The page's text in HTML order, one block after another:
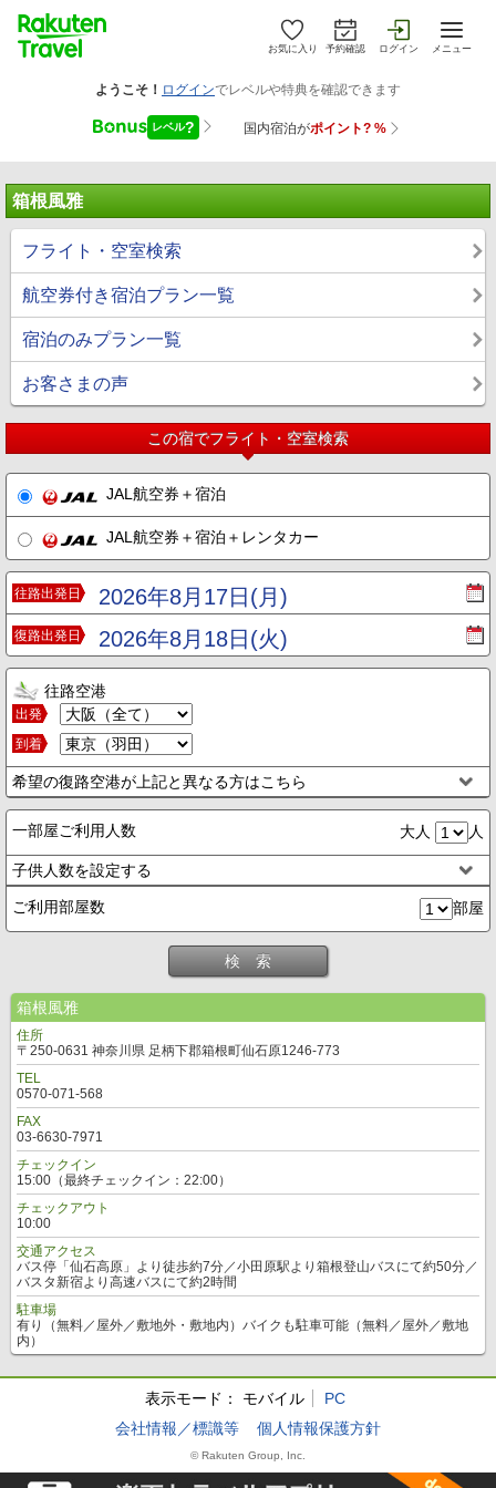
お気に入り 予約確認 ログイン メニュー
箱根風雅
フライト・空室検索
航空券付き宿泊プラン一覧
宿泊のみプラン一覧
お客さまの声
この宿でフライト・空室検索
JAL航空券＋宿泊
JAL航空券＋宿泊＋レンタカー
往路出発日 2026年8月17日(月)
復路出発日 2026年8月18日(火)
往路空港
出発
到着
希望の復路空港が上記と異なる方はこちら
一部屋ご利用人数 大人 人
子供人数を設定する
ご利用部屋数 部屋
検 索
箱根風雅
住所
〒250-0631 神奈川県 足柄下郡箱根町仙石原1246-773
TEL
0570-071-568
FAX
03-6630-7971
チェックイン
15:00（最終チェックイン：22:00）
チェックアウト
10:00
交通アクセス
バス停「仙石高原」より徒歩約7分／小田原駅より箱根登山バスにて約50分／
バスタ新宿より高速バスにて約2時間
駐車場
有り（無料／屋外／敷地外・敷地内）バイクも駐車可能（無料／屋外／敷地
内）
表示モード： モバイル
PC
会社情報／標識等
個人情報保護方針
© Rakuten Group, Inc.